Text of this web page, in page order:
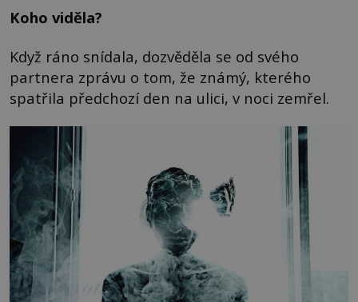
Koho viděla?
Když ráno snídala, dozvěděla se od svého
partnera zprávu o tom, že známý, kterého
spatřila předchozí den na ulici, v noci zemřel.